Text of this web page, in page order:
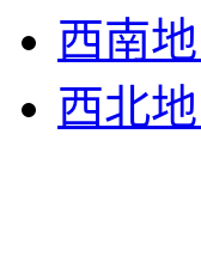
西南
西北